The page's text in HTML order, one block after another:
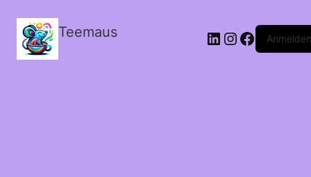
Teemaus LinkedIn
Instagram
FacebookAnmelden